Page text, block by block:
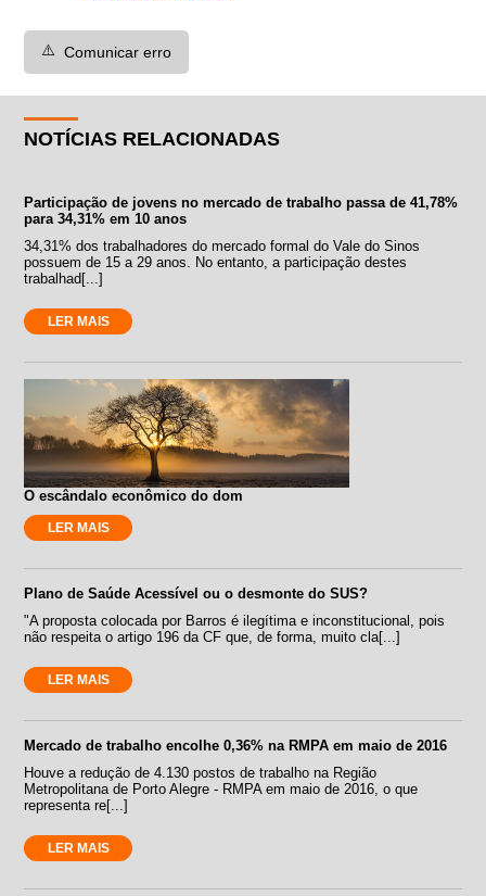
⚠️ Comunicar erro
NOTÍCIAS RELACIONADAS
Participação de jovens no mercado de trabalho passa de 41,78%
para 34,31% em 10 anos
34,31% dos trabalhadores do mercado formal do Vale do Sinos
possuem de 15 a 29 anos. No entanto, a participação destes
trabalhad[...]
LER MAIS
O escândalo econômico do dom
LER MAIS
Plano de Saúde Acessível ou o desmonte do SUS?
"A proposta colocada por Barros é ilegítima e inconstitucional, pois
não respeita o artigo 196 da CF que, de forma, muito cla[...]
LER MAIS
Mercado de trabalho encolhe 0,36% na RMPA em maio de 2016
Houve a redução de 4.130 postos de trabalho na Região
Metropolitana de Porto Alegre - RMPA em maio de 2016, o que
representa re[...]
LER MAIS